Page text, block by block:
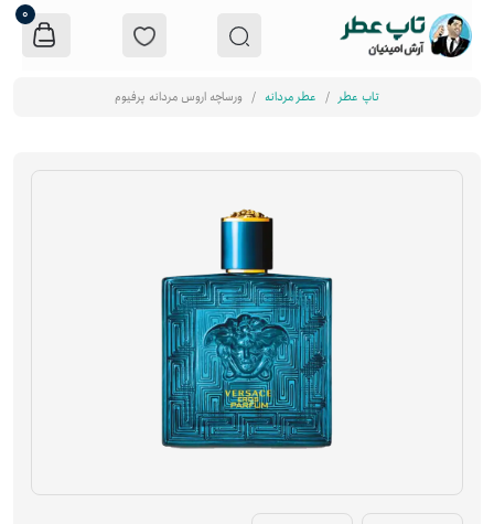
0
تاپ عطر عطر مردانه ورساچه اروس مردانه پرفیوم